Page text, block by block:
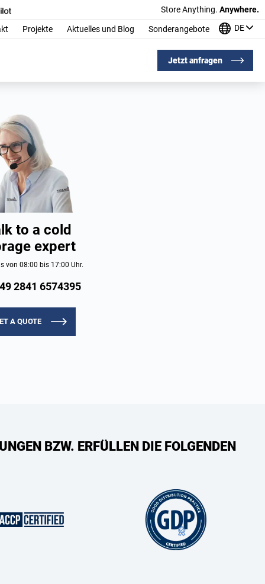
Store Anything. Anywhere.
Projekte Aktuelles und Blog Sonderangebote DE
Jetzt anfragen
to a cold
expert
von 08:00 bis 17:00 Uhr.
2841 6574395
A QUOTE
BZW. ERFÜLLEN DIE FOLGENDEN